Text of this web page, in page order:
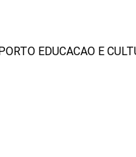
EDUCACAO E